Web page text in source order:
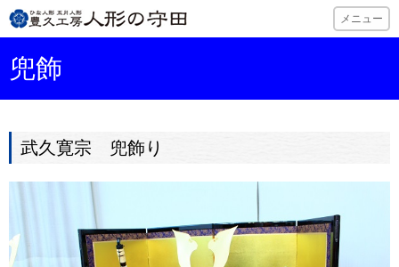
ひな人形・五
メニュー
兜飾
武久寛宗 兜飾り